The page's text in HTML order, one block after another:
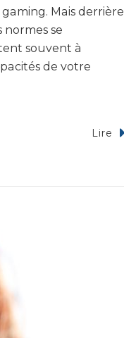
Mais derrière
se
souvent à
de votre
Lire